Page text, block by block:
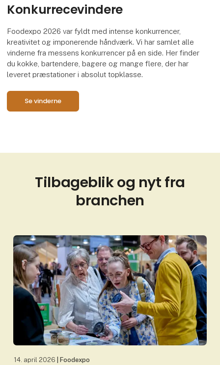
Konkurrecevindere
Foodexpo 2026 var fyldt med intense konkurrencer,
kreativitet og imponerende håndværk. Vi har samlet alle
vinderne fra messens konkurrencer på en side. Her finder
du kokke, bartendere, bagere og mange flere, der har
leveret præstationer i absolut topklasse.
Se vinderne
Tilbageblik og nyt fra
branchen
14. april 2026 | Foodexpo